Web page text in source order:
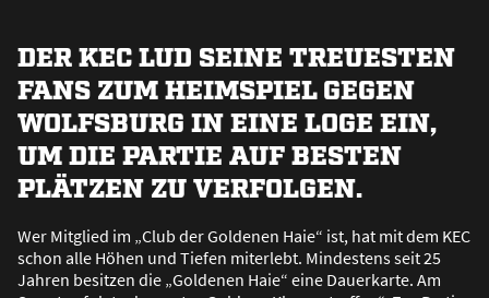
DER KEC LUD SEINE TREUESTEN
FANS ZUM HEIMSPIEL GEGEN
WOLFSBURG IN EINE LOGE EIN,
UM DIE PARTIE AUF BESTEN
PLÄTZEN ZU VERFOLGEN.
Wer Mitglied im „Club der Goldenen Haie“ ist, hat mit dem KEC
schon alle Höhen und Tiefen miterlebt. Mindestens seit 25
Jahren besitzen die „Goldenen Haie“ eine Dauerkarte. Am